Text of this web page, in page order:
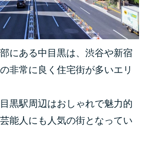
にある中目黒は、渋谷や新宿
非常に良く住宅街が多いエリ
黒駅周辺はおしゃれで魅力的
能人にも人気の街となってい